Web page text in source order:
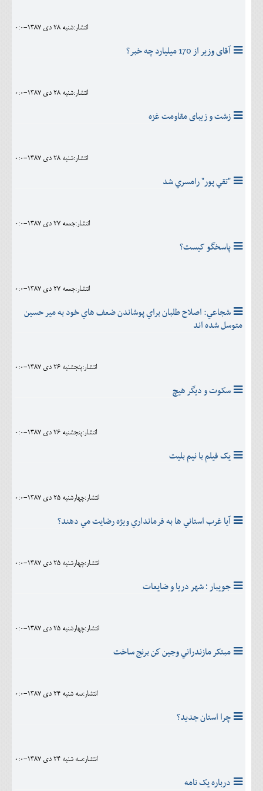
انتشار:شنبه 28 دی 1387-0:0
آقای وزیر از 170 میلیارد چه خبر؟
انتشار:شنبه 28 دی 1387-0:0
زشت و زیبای مقاومت غزه
انتشار:شنبه 28 دی 1387-0:0
"تقي پور" رامسري شد
انتشار:جمعه 27 دی 1387-0:0
پاسخگو کيست؟
انتشار:جمعه 27 دی 1387-0:0
شجاعي: اصلاح طلبان براي پوشاندن ضعف هاي خود به مير حسين
متوسل شده اند
انتشار:پنجشنبه 26 دی 1387-0:0
سکوت و ديگر هيچ
انتشار:پنجشنبه 26 دی 1387-0:0
يک فيلم با نيم بليت
انتشار:چهارشنبه 25 دی 1387-0:0
آيا غرب استاني ها به فرمانداري ويژه رضايت مي دهند؟
انتشار:چهارشنبه 25 دی 1387-0:0
جويبار ؛ شهر دريا و ضايعات
انتشار:چهارشنبه 25 دی 1387-0:0
مبتکر مازندراني وجين كن برنج ساخت
انتشار:سه شنبه 24 دی 1387-0:0
چرا استان جدید؟
انتشار:سه شنبه 24 دی 1387-0:0
درباره يک نامه